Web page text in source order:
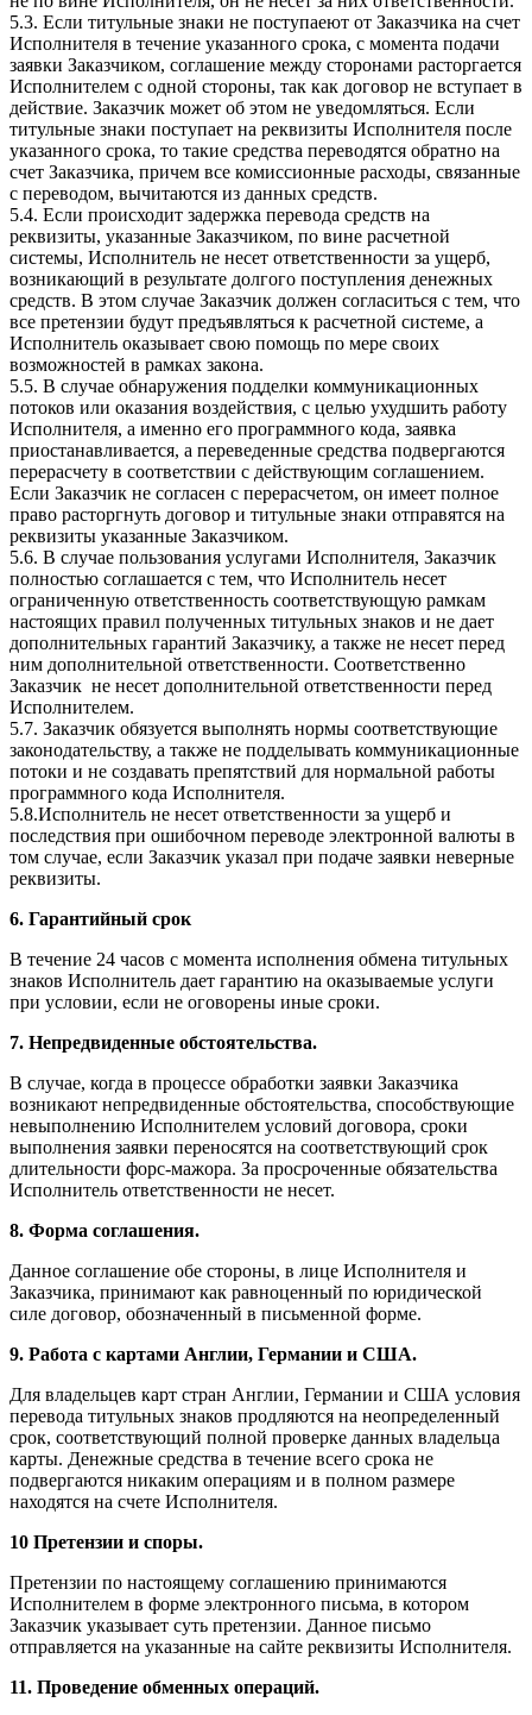
5.3. Если титульные знаки не поступаеют от Заказчика на счет
Исполнителя в течение указанного срока, с момента подачи
заявки Заказчиком, соглашение между сторонами расторгается
Исполнителем с одной стороны, так как договор не вступает в
действие. Заказчик может об этом не уведомляться. Если
титульные знаки поступает на реквизиты Исполнителя после
указанного срока, то такие средства переводятся обратно на
счет Заказчика, причем все комиссионные расходы, связанные
с переводом, вычитаются из данных средств.
5.4. Если происходит задержка перевода средств на
реквизиты, указанные Заказчиком, по вине расчетной
системы, Исполнитель не несет ответственности за ущерб,
возникающий в результате долгого поступления денежных
средств. В этом случае Заказчик должен согласиться с тем, что
все претензии будут предъявляться к расчетной системе, а
Исполнитель оказывает свою помощь по мере своих
возможностей в рамках закона.
5.5. В случае обнаружения подделки коммуникационных
потоков или оказания воздействия, с целью ухудшить работу
Исполнителя, а именно его программного кода, заявка
приостанавливается, а переведенные средства подвергаются
перерасчету в соответствии с действующим соглашением.
Если Заказчик не согласен с перерасчетом, он имеет полное
право расторгнуть договор и титульные знаки отправятся на
реквизиты указанные Заказчиком.
5.6. В случае пользования услугами Исполнителя, Заказчик
полностью соглашается с тем, что Исполнитель несет
ограниченную ответственность соответствующую рамкам
настоящих правил полученных титульных знаков и не дает
дополнительных гарантий Заказчику, а также не несет перед
ним дополнительной ответственности. Соответственно
Заказчик не несет дополнительной ответственности перед
Исполнителем.
5.7. Заказчик обязуется выполнять нормы соответствующие
законодательству, а также не подделывать коммуникационные
потоки и не создавать препятствий для нормальной работы
программного кода Исполнителя.
5.8.Исполнитель не несет ответственности за ущерб и
последствия при ошибочном переводе электронной валюты в
том случае, если Заказчик указал при подаче заявки неверные
реквизиты.
6. Гарантийный срок
В течение 24 часов с момента исполнения обмена титульных
знаков Исполнитель дает гарантию на оказываемые услуги
при условии, если не оговорены иные сроки.
7. Непредвиденные обстоятельства.
В случае, когда в процессе обработки заявки Заказчика
возникают непредвиденные обстоятельства, способствующие
невыполнению Исполнителем условий договора, сроки
выполнения заявки переносятся на соответствующий срок
длительности форс-мажора. За просроченные обязательства
Исполнитель ответственности не несет.
8. Форма соглашения.
Данное соглашение обе стороны, в лице Исполнителя и
Заказчика, принимают как равноценный по юридической
силе договор, обозначенный в письменной форме.
9. Работа с картами Англии, Германии и США.
Для владельцев карт стран Англии, Германии и США условия
перевода титульных знаков продляются на неопределенный
срок, соответствующий полной проверке данных владельца
карты. Денежные средства в течение всего срока не
подвергаются никаким операциям и в полном размере
находятся на счете Исполнителя.
10 Претензии и споры.
Претензии по настоящему соглашению принимаются
Исполнителем в форме электронного письма, в котором
Заказчик указывает суть претензии. Данное письмо
отправляется на указанные на сайте реквизиты Исполнителя.
11. Проведение обменных операций.